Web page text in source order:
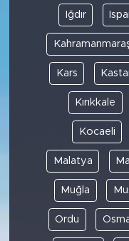
Iğdır
Kars
Kırıkkale
Kocaeli
Malatya
Muğla
Ordu